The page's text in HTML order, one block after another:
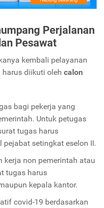
Perjalanan
Pesawat
kembali pelayanan
harus diikuti oleh calon
bagi pekerja yang
Untuk petugas
tugas harus
setingkat eselon II.
kerja non pemerintah atau
tugas harus
kepala kantor.
covid-19 berdasarkan